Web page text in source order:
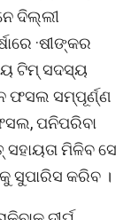
ଦିଲ୍ଲୀ
·ଷୀଙ୍କର
ଟିମ୍ ସଦସ୍ୟ
ଫସଲ ସମ୍ପୂର୍ଣ୍ଣ
ପନିପରିବା
ମିଳିବ ସେ
ସୁପାରିସ କରିବ ।